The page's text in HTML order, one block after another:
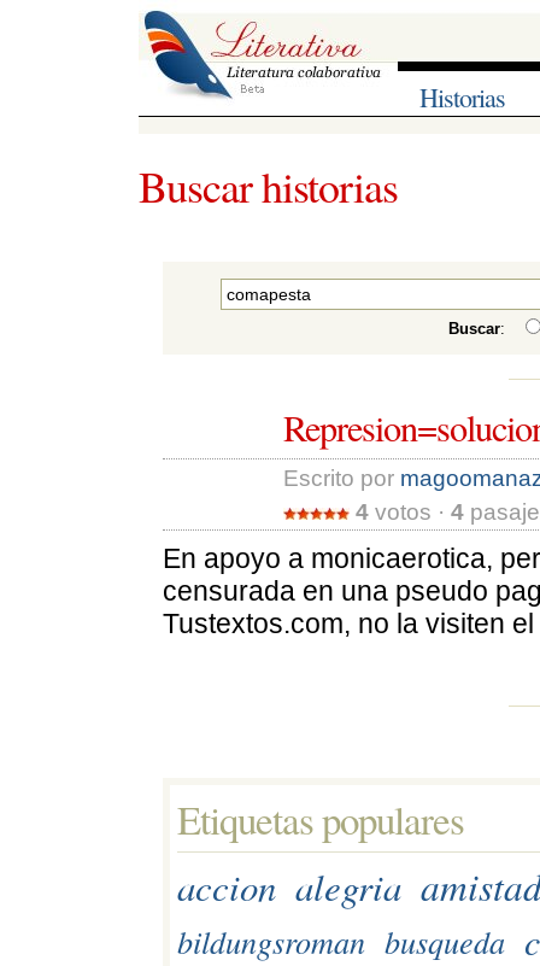
Historias
Buscar historias
Buscar:
Escrito por
4 votos · 4
En apoyo a monicaerotica,
censurada en una pseudo
Tustextos.com, no la visiten
Etiquetas populares
accion alegria
bildungsroman busqueda